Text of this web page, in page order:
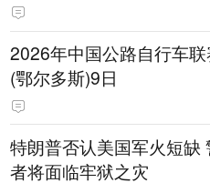
2026年中国公路自行车
(鄂尔多斯)9日
特朗普否认美国军火短缺
者将面临牢狱之灾